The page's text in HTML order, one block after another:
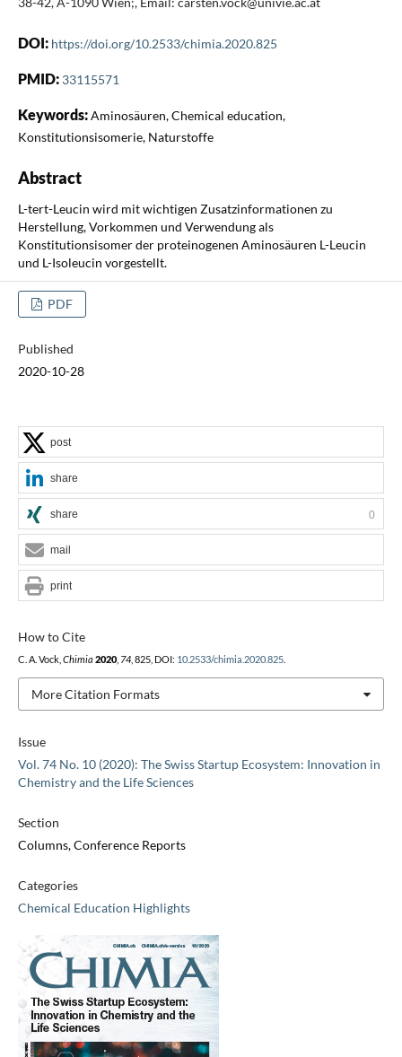
DOI: https://doi.org/10.2533/chimia.2020.825
PMID: 33115571
Keywords:Aminosäuren, Chemical education,
Konstitutionsisomerie, Naturstoffe
Abstract
L-tert-Leucin wird mit wichtigen Zusatzinformationen zu
Herstellung, Vorkommen und Verwendung als
Konstitutionsisomer der proteinogenen Aminosäuren L-Leucin
und L-Isoleucin vorgestellt.
PDF
Published
2020-10-28
Issue
Vol. 74 No. 10 (2020): The Swiss Startup Ecosystem: Innovation in
Chemistry and the Life Sciences
Section
Columns, Conference Reports
Categories
Chemical Education Highlights
How to Cite
C. A. Vock, Chimia 2020, 74, 825, DOI: 10.2533/chimia.2020.825.
More Citation Formats
post
share
share 0
mail
print